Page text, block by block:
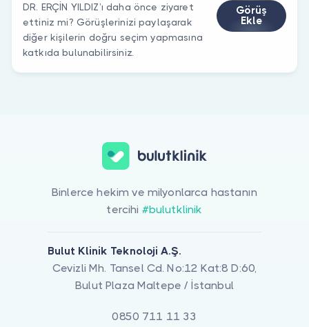
DR. ERÇİN YILDIZ’ı daha önce ziyaret
ettiniz mi? Görüşlerinizi paylaşarak
diğer kişilerin doğru seçim yapmasına
katkıda bulunabilirsiniz.
Görüş
Ekle
Binlerce hekim ve milyonlarca hastanın
tercihi #bulutklinik
Bulut Klinik Teknoloji A.Ş.
Cevizli Mh. Tansel Cd. No:12 Kat:8 D:60,
Bulut Plaza Maltepe / İstanbul
0850 711 11 33